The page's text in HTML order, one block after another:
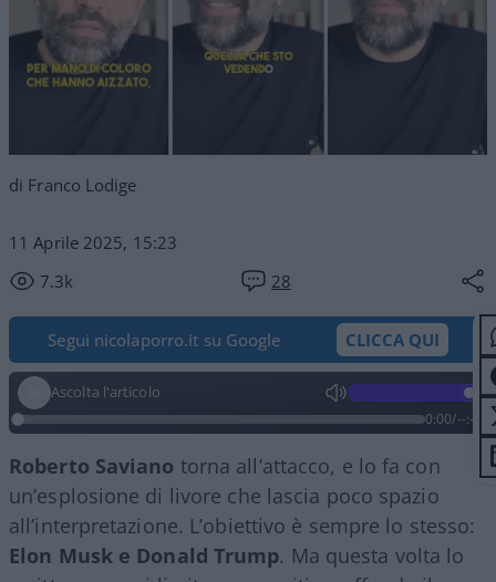
di Franco Lodige
11 Aprile 2025, 15:23
7.3k
28
Segui nicolaporro.it su Google CLICCA QUI
Ascolta l'articolo
0:00/--:--
Roberto Saviano torna all’attacco, e lo fa con
un’esplosione di livore che lascia poco spazio
all’interpretazione. L’obiettivo è sempre lo stesso:
Elon Musk e Donald Trump. Ma questa volta lo